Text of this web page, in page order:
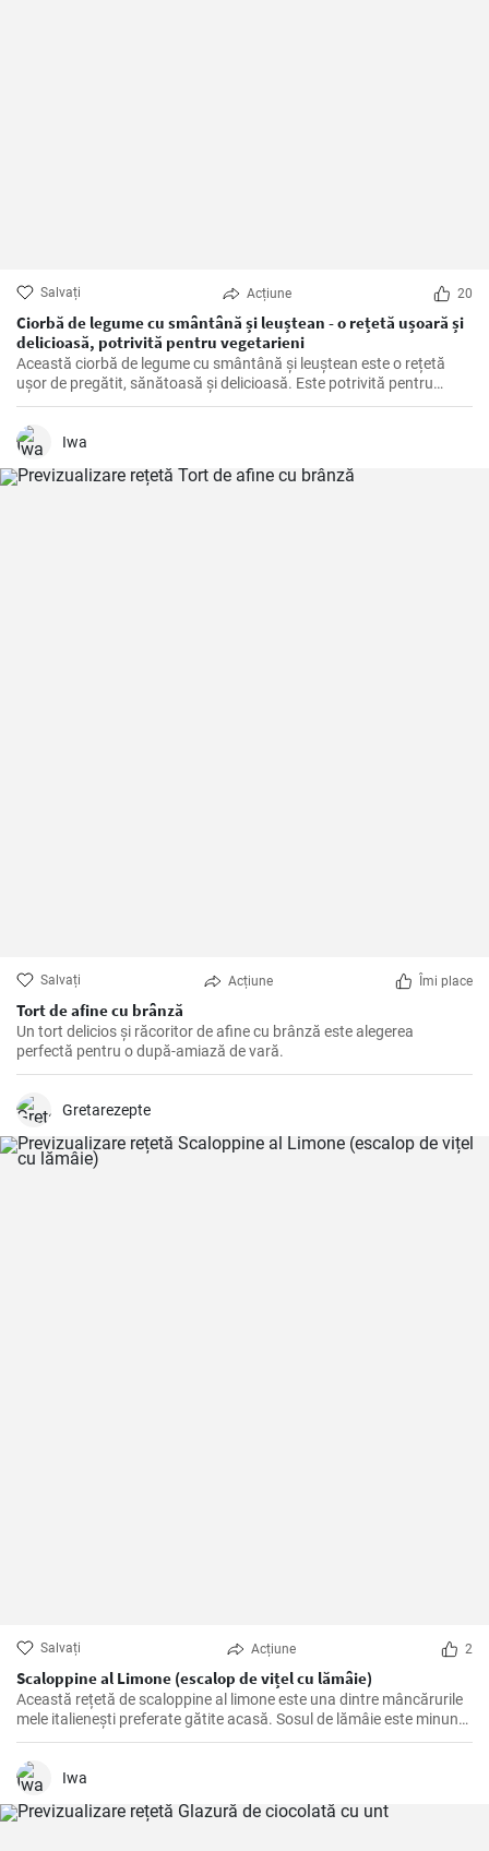
Salvați Acțiune 20
Ciorbă de legume cu smântână și leuștean - o rețetă ușoară și
delicioasă, potrivită pentru vegetarieni
Această ciorbă de legume cu smântână și leuștean este o rețetă
ușor de pregătit, sănătoasă și delicioasă. Este potrivită pentru
vegetarieni, deoarece nu conține carne, dar este plină de legume
proaspete și arome delicioase.
Iwa
Salvați Acțiune Îmi place
Tort de afine cu brânză
Un tort delicios și răcoritor de afine cu brânză este alegerea
perfectă pentru o după-amiază de vară.
Gretarezepte
Salvați Acțiune 2
Scaloppine al Limone (escalop de vițel cu lămâie)
Această rețetă de scaloppine al limone este una dintre mâncărurile
mele italienești preferate gătite acasă. Sosul de lămâie este minunat
de picant și accentuează cu adevărat aroma cărnii de vițel. Este un
fel de mâncare grozavă, care nu numai că are un gust bun vara,
datorită ușurinței sale, dar care te pune într-o dispoziție bună și pe
Iwa